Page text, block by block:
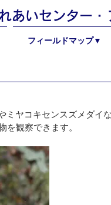
あいセンター・
フィールドマップ▼
ヤコキセンスズメダイな
観察できます。